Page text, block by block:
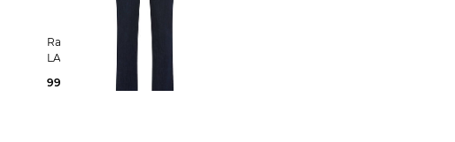
Raphaela by Brax | Damen Jeans
LAURA
99,95 €